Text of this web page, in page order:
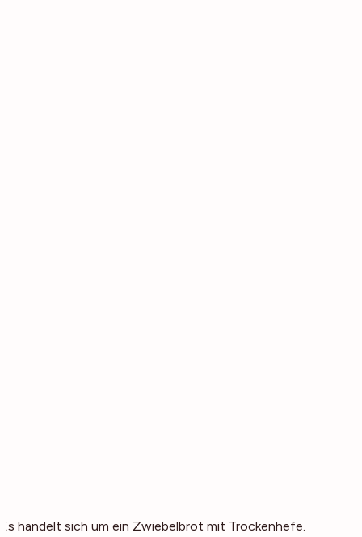
Es handelt sich um ein Zwiebelbrot mit Trockenhefe.